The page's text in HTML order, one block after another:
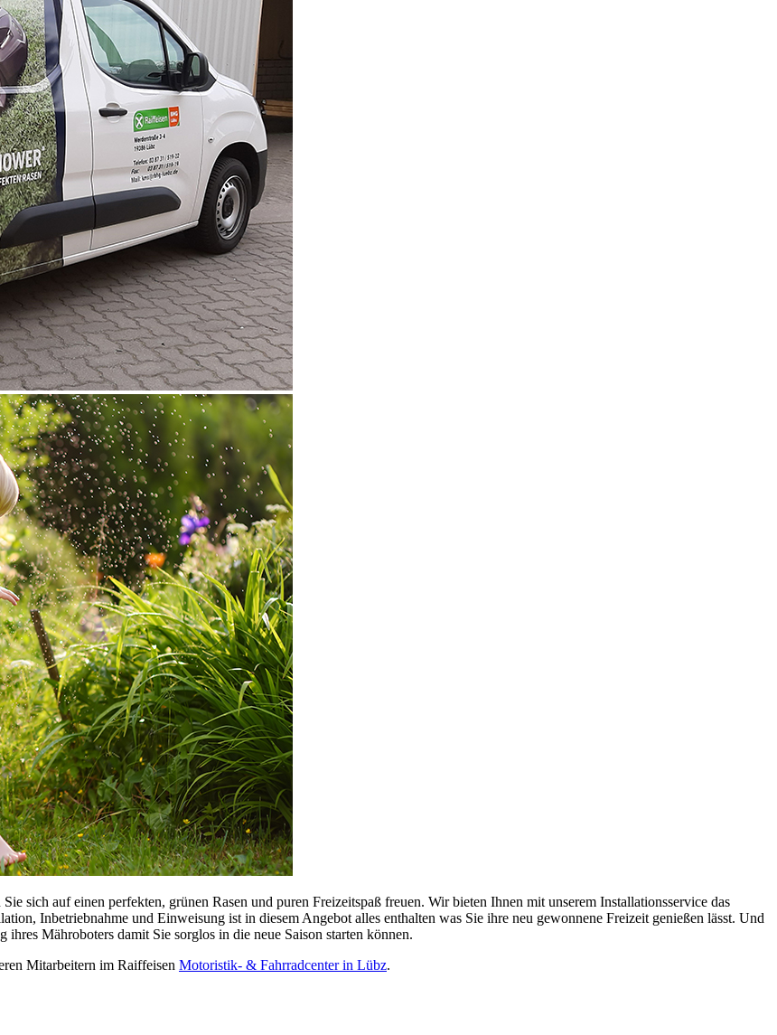
sich auf einen perfekten, grünen Rasen und puren Freizeitspaß freuen. Wir bieten Ihnen mit unserem Installationsservice das
Inbetriebnahme und Einweisung ist in diesem Angebot alles enthalten was Sie ihre neu gewonnene Freizeit genießen lässt. Und
Mähroboters damit Sie sorglos in die neue Saison starten können.
Mitarbeitern im Raiffeisen Motoristik- & Fahrradcenter in Lübz.